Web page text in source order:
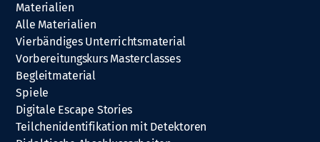
Materialien
Alle Materialien
Vierbändiges Unterrichtsmaterial
Vorbereitungskurs Masterclasses
Begleitmaterial
Spiele
Digitale Escape Stories
Teilchenidentifikation mit Detektoren